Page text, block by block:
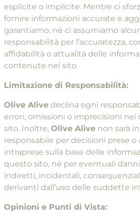
esplicite o implicite. Mentre ci
fornire informazioni accurate e
garantiamo, né ci assumiamo
responsabilità per l’accuratezza,
affidabilità o attualità delle
contenute nel sito.
Limitazione di Responsabilità:
Olive Alive declina ogni
errori, omissioni o imprecisioni
sito. Inoltre, Olive Alive non sarà
responsabile per decisioni prese o
intraprese sulla base delle
questo sito, né per eventuali
indiretti, incidentali,
derivanti dall’uso delle suddette
Opinioni e Punti di Vista: